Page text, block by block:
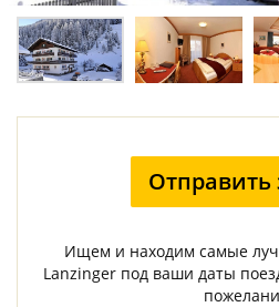
Отправить
Ищем и находим самые
Lanzinger под ваши даты